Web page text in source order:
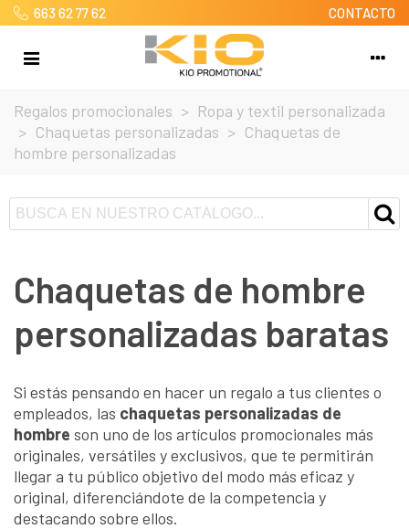
663 62 77 62 CONTACTO
Regalos promocionales > Ropa y textil personalizada
> Chaquetas personalizadas > Chaquetas de
hombre personalizadas
Chaquetas de hombre
personalizadas baratas
Si estás pensando en hacer un regalo a tus clientes o
empleados, las chaquetas personalizadas de
hombre son uno de los artículos promocionales más
originales, versátiles y exclusivos, que te permitirán
llegar a tu público objetivo del modo más eficaz y
original, diferenciándote de la competencia y
destacando sobre ellos.